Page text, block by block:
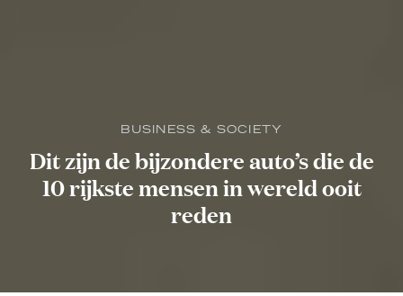
BUSINESS & SOCIETY
Dit zijn de bijzondere auto’s die de
10 rijkste mensen in wereld ooit
reden